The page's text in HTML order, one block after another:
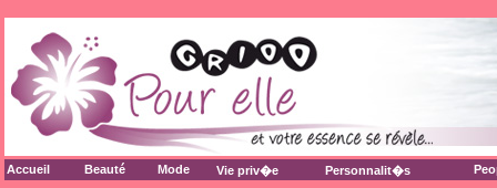
Accueil Beauté Mode Vie priv�e Personnalit�s